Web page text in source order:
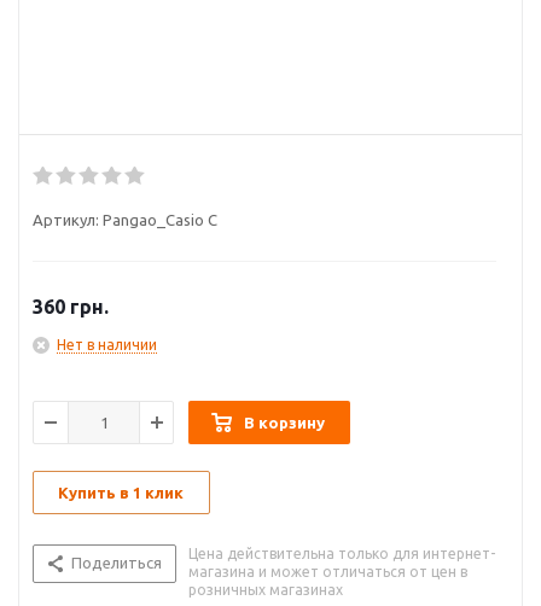
Артикул: Pangao_Casio С
360 грн.
Нет в наличии
В корзину
Купить в 1 клик
Поделиться
Цена действительна только для интернет-
магазина и может отличаться от цен в
розничных магазинах